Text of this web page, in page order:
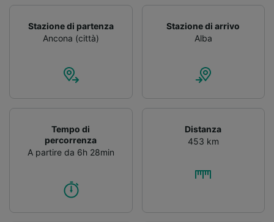
Stazione di partenza
Ancona (città)
Stazione di arrivo
Alba
Tempo di
percorrenza
A partire da 6h 28min
Distanza
453 km